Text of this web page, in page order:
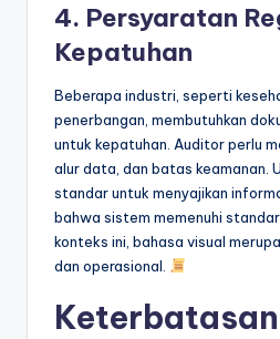
4. Persyaratan
Kepatuhan
Beberapa industri, seperti
penerbangan, membutuhkan
untuk kepatuhan. Auditor perlu
alur data, dan batas keamanan.
standar untuk menyajikan
bahwa sistem memenuhi
konteks ini, bahasa visual
dan operasional.